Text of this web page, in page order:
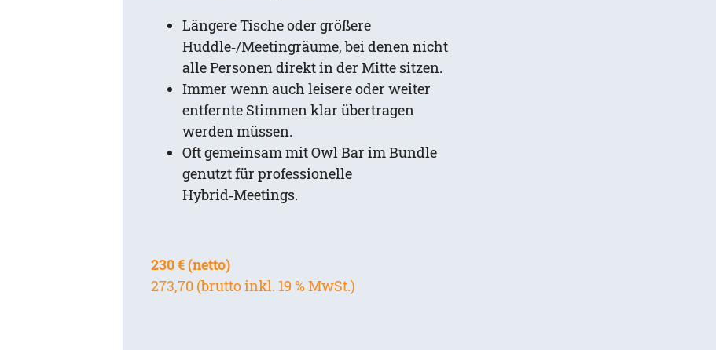
Längere Tische oder größere
Huddle‑/Meetingräume, bei denen nicht
alle Personen direkt in der Mitte sitzen.
Immer wenn auch leisere oder weiter
entfernte Stimmen klar übertragen
werden müssen.
Oft gemeinsam mit Owl Bar im Bundle
genutzt für professionelle
Hybrid‑Meetings.
230 € (netto)
273,70 (brutto inkl. 19 % MwSt.)